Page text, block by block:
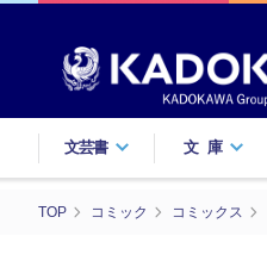
文芸書 文庫
TOP コミック コミックス